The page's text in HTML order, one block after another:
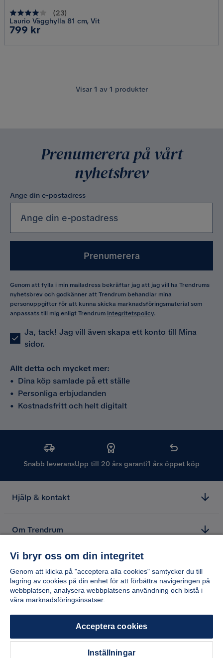
(23)
Laurio Vägghylla 81 cm, Vit
Pris
799 kr
Visar 1 av 1 produkter
Prenumerera på vårt
nyhetsbrev
Ange din e-postadress
Prenumerera
Genom att fylla i min mailadress bekräftar jag att jag vill ha Trendrums
nyhetsbrev och godkänner att Trendrum behandlar mina
personuppgifter för att kunna skicka marknadsföringsmaterial som
anpassats till mig enligt Trendrum Integritetspolicy.
Ja, tack! Jag vill även skapa ett konto till Mina
sidor.
Allt detta och mycket mer:
• Dina köp samlade på ett ställe
• Personliga erbjudanden
• Kostnadsfritt och helt digitalt
Snabb leveransUpp till 20 års garanti1 års öppet köp
Hjälp & kontakt
Om Trendrum
Vi bryr oss om din integritet
Genom att klicka på "acceptera alla cookies" samtycker du till
lagring av cookies på din enhet för att förbättra navigeringen på
webbplatsen, analysera webbplatsens användning och bistå i
våra marknadsföringsinsatser.
Acceptera cookies
Inställningar